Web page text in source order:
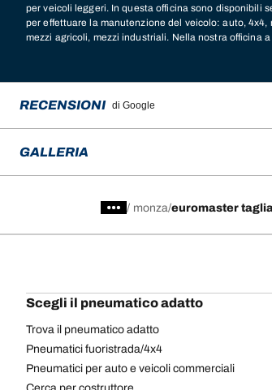
per veicoli leggeri. In questa officina sono disponibili
per effettuare la manutenzione del veicolo: auto,
mezzi agricoli, mezzi industriali. Nella nostra officina
Michelin,BFGoodrich,Tigar,Nexen,Hankook,
Monza Brianza, gommista specializzato in servizi di
RECENSIONI di Google
GALLERIA
/ monza euromaster
Scegli il pneumatico adatto
Trova il pneumatico adatto
Pneumatici fuoristrada/4x4
Pneumatici per auto e veicoli commerciali